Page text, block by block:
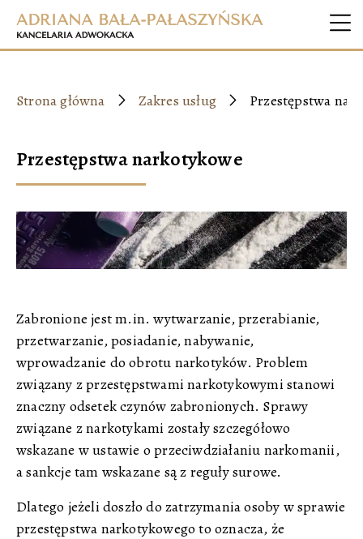
Strona główna Zakres usług Przestępstwa
Przestępstwa narkotykowe
Zabronione jest m.in. wytwarzanie, przerabianie,
przetwarzanie, posiadanie, nabywanie,
wprowadzanie do obrotu narkotyków. Problem
związany z przestępstwami narkotykowymi stanowi
znaczny odsetek czynów zabronionych. Sprawy
związane z narkotykami zostały szczegółowo
wskazane w ustawie o przeciwdziałaniu narkomanii,
a sankcje tam wskazane są z reguły surowe.
Dlatego jeżeli doszło do zatrzymania osoby w sprawie
przestępstwa narkotykowego to oznacza, że